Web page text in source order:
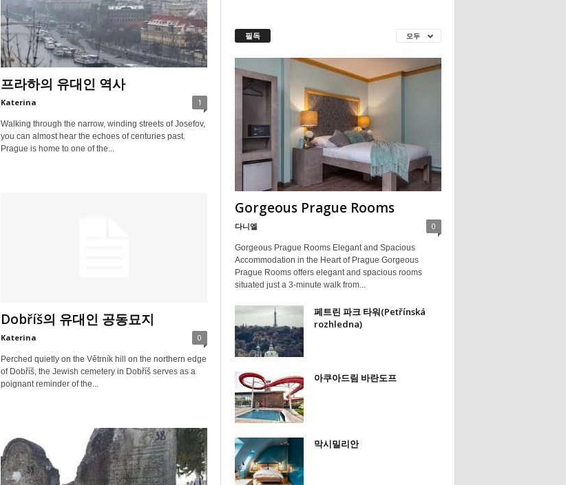
프라하의 유대인 역사
Katerina 1
Walking through the narrow, winding streets of Josefov,
you can almost hear the echoes of centuries past.
Prague is home to one of the...
Dobříš의 유대인 공동묘지
Katerina 0
Perched quietly on the Větrník hill on the northern edge
of Dobříš, the Jewish cemetery in Dobříš serves as a
poignant reminder of the...
필독 모두
Gorgeous Prague Rooms
다니엘 0
Gorgeous Prague Rooms Elegant and Spacious
Accommodation in the Heart of Prague Gorgeous
Prague Rooms offers elegant and spacious rooms
situated just a 3-minute walk from...
페트린 파크 타워(Petřínská
rozhledna)
아쿠아드림 바란도프
막시밀리안